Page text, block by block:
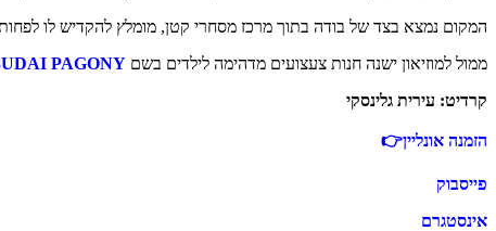
המקום נמצא בצד של בודה בתוך מרכז מסחרי קטן, מומלץ להקדיש לו
ממול למוזיאון ישנה חנות צעצועים מדהימה לילדים בשם
קרדיט: עירית גלינסקי
הזמנה אונליין👉
פייסבוק
אינסטגרם